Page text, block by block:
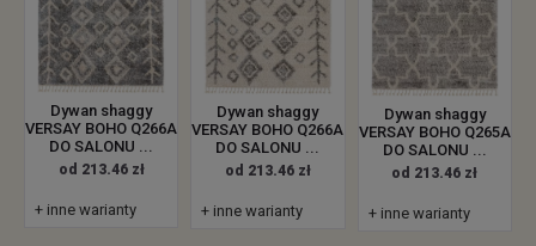
Dywan shaggy
VERSAY BOHO Q266A
DO SALONU ...
od 213.46 zł
+ inne warianty
Dywan shaggy
VERSAY BOHO Q266A
DO SALONU ...
od 213.46 zł
+ inne warianty
Dywan shaggy
VERSAY BOHO Q265A
DO SALONU ...
od 213.46 zł
+ inne warianty